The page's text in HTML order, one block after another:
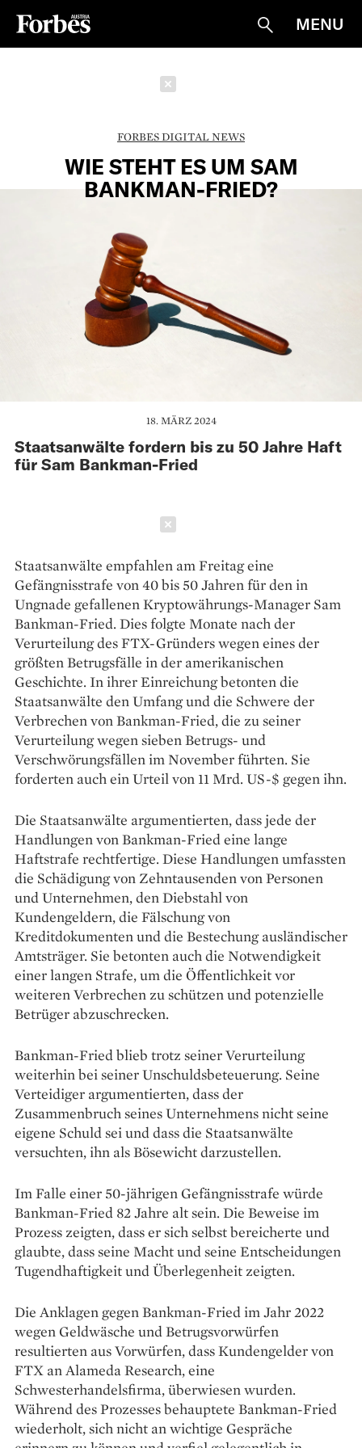
Suche
MENU
FORBES DIGITAL NEWS
WIE STEHT ES UM SAM
BANKMAN-FRIED?
18. MÄRZ 2024
Staatsanwälte fordern bis zu 50 Jahre Haft
für Sam Bankman-Fried
Staatsanwälte empfahlen am Freitag eine
Gefängnisstrafe von 40 bis 50 Jahren für den in
Ungnade gefallenen Kryptowährungs-Manager Sam
Bankman-Fried. Dies folgte Monate nach der
Verurteilung des FTX-Gründers wegen eines der
größten Betrugsfälle in der amerikanischen
Geschichte. In ihrer Einreichung betonten die
Staatsanwälte den Umfang und die Schwere der
Verbrechen von Bankman-Fried, die zu seiner
Verurteilung wegen sieben Betrugs- und
Verschwörungsfällen im November führten. Sie
forderten auch ein Urteil von 11 Mrd. US-$ gegen ihn.
Die Staatsanwälte argumentierten, dass jede der
Handlungen von Bankman-Fried eine lange
Haftstrafe rechtfertige. Diese Handlungen umfassten
die Schädigung von Zehntausenden von Personen
und Unternehmen, den Diebstahl von
Kundengeldern, die Fälschung von
Kreditdokumenten und die Bestechung ausländischer
Amtsträger. Sie betonten auch die Notwendigkeit
einer langen Strafe, um die Öffentlichkeit vor
weiteren Verbrechen zu schützen und potenzielle
Betrüger abzuschrecken.
Bankman-Fried blieb trotz seiner Verurteilung
weiterhin bei seiner Unschuldsbeteuerung. Seine
Verteidiger argumentierten, dass der
Zusammenbruch seines Unternehmens nicht seine
eigene Schuld sei und dass die Staatsanwälte
versuchten, ihn als Bösewicht darzustellen.
Im Falle einer 50-jährigen Gefängnisstrafe würde
Bankman-Fried 82 Jahre alt sein. Die Beweise im
Prozess zeigten, dass er sich selbst bereicherte und
glaubte, dass seine Macht und seine Entscheidungen
Tugendhaftigkeit und Überlegenheit zeigten.
Die Anklagen gegen Bankman-Fried im Jahr 2022
wegen Geldwäsche und Betrugsvorwürfen
resultierten aus Vorwürfen, dass Kundengelder von
FTX an Alameda Research, eine
Schwesterhandelsfirma, überwiesen wurden.
Während des Prozesses behauptete Bankman-Fried
wiederholt, sich nicht an wichtige Gespräche